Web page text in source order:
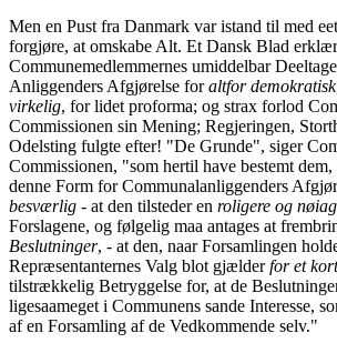
Men en Pust fra Danmark var istand til med
forgjøre, at omskabe Alt. Et Dansk Blad
Communemedlemmernes umiddelbar
Anliggenders Afgjørelse foraltfor demokratisk
virkelig, for lidet proforma; og strax forlod
Commissionen sin Mening; Regjeringen,
Odelsting fulgte efter! "De Grunde", siger
Commissionen, "som hertil have bestemt
denne Form for Communalanliggenders
besværlig - at den tilsteder en roligere og
Forslagene, og følgelig maa antages at
Beslutninger, - at den, naar Forsamlingen
Repræsentanternes Valg blot gjælderfor et
tilstrækkelig Betryggelse for, at de
ligesaameget i Communens sande Interesse,
af en Forsamling af de Vedkommende selv."